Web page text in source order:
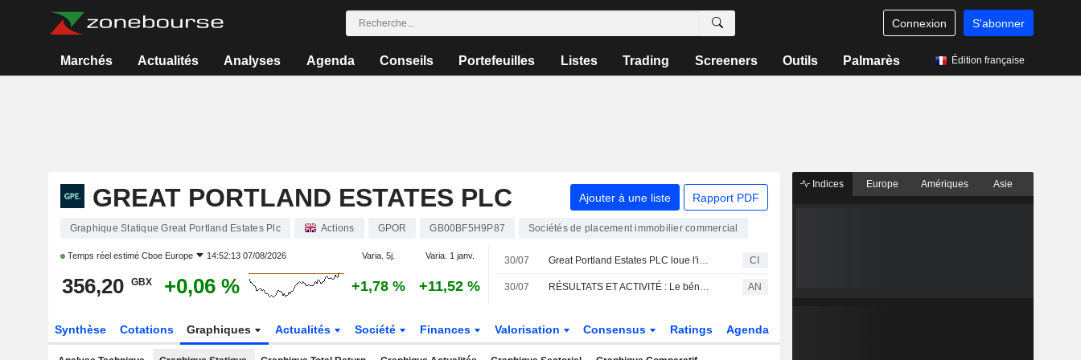
Connexion S'abonner
Marchés Actualités Analyses Agenda Conseils Portefeuilles Listes Trading Screeners Outils Palmarès Édition française
GREAT PORTLAND ESTATES PLC Ajouter à une liste Rapport PDF
Graphique Statique Great Portland Estates Plc Actions GPOR GB00BF5H9P87 Sociétés de placement immobilier commercial
Temps réel estimé Cboe Europe 14:52:13 07/08/2026 Varia. 5j. Varia. 1 janv.
356,20 GBX +0,06 % +1,78 % +11,52 %
30/07 Great Portland Estates PLC loue l'intégralité des bureaux de Carrington House (W1) à des niveaux de loyers records CI
30/07 RÉSULTATS ET ACTIVITÉ : Le bénéfice de Foxtons recule ; Vanquis Banking en progression AN
Synthèse Cotations Graphiques Actualités Société Finances Valorisation Consensus Ratings Agenda
Indices Europe Amériques Asie